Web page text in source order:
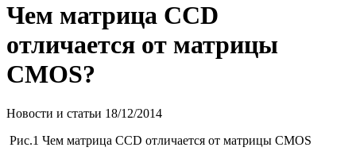
Чем матрица CCD
отличается от матрицы
CMOS?
Новости и статьи 18/12/2014
Рис.1 Чем матрица CCD отличается от матрицы CMOS